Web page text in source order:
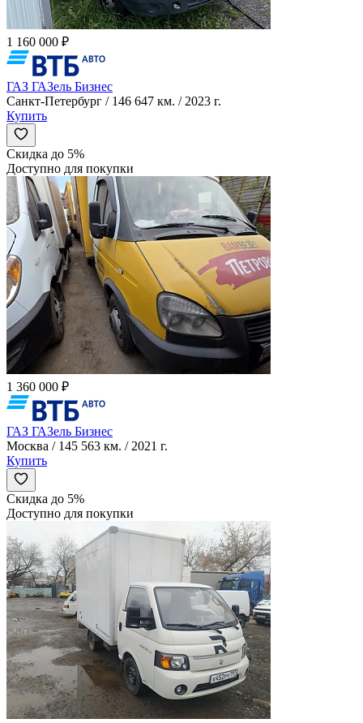
1 160 000 ₽
ГАЗ ГАЗель Бизнес
Санкт-Петербург / 146 647 км. / 2023 г.
Купить
Скидка до 5%
Доступно для покупки
1 360 000 ₽
ГАЗ ГАЗель Бизнес
Москва / 145 563 км. / 2021 г.
Купить
Скидка до 5%
Доступно для покупки